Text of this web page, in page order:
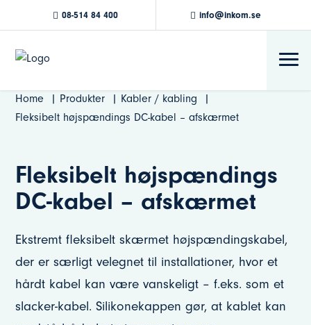
08-514 84 400 info@inkom.se
Home Produkter
Kabler / kabling
Fleksibelt højspændings DC-kabel – afskærmet
Fleksibelt højspændings
DC-kabel – afskærmet
Ekstremt fleksibelt skærmet højspændingskabel,
der er særligt velegnet til installationer, hvor et
hårdt kabel kan være vanskeligt – f.eks. som et
slacker-kabel. Silikonekappen gør, at kablet kan